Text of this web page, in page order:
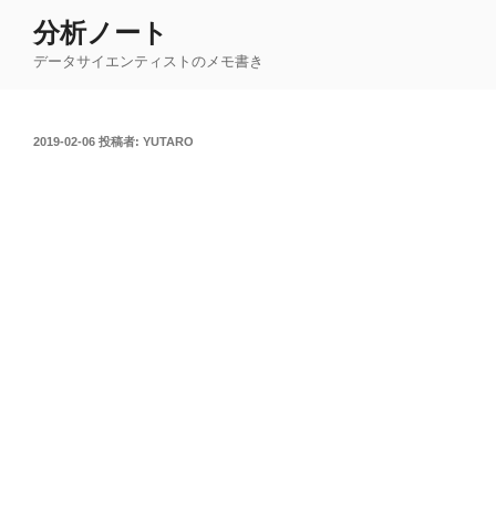
分析ノート
データサイエンティストのメモ書き
投
2019-02-06 投稿者: YUTARO